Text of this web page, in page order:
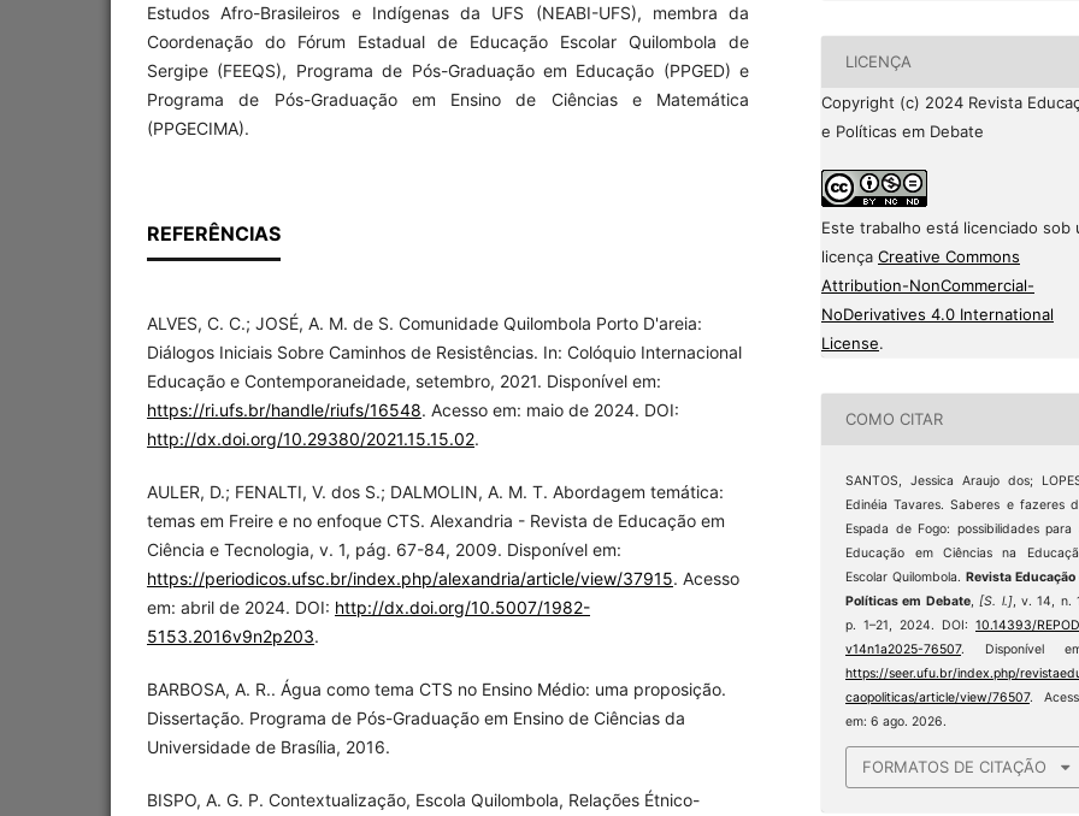
Estudos Afro-Brasileiros e Indígenas da UFS (NEABI-UFS), membra da
Coordenação do Fórum Estadual de Educação Escolar Quilombola de
Sergipe (FEEQS), Programa de Pós-Graduação em Educação (PPGED) e
Programa de Pós-Graduação em Ensino de Ciências e Matemática
(PPGECIMA).
REFERÊNCIAS
ALVES, C. C.; JOSÉ, A. M. de S. Comunidade Quilombola Porto D'areia:
Diálogos Iniciais Sobre Caminhos de Resistências. In: Colóquio Internacional
Educação e Contemporaneidade, setembro, 2021. Disponível em:
https://ri.ufs.br/handle/riufs/16548. Acesso em: maio de 2024. DOI:
http://dx.doi.org/10.29380/2021.15.15.02.
AULER, D.; FENALTI, V. dos S.; DALMOLIN, A. M. T. Abordagem temática:
temas em Freire e no enfoque CTS. Alexandria - Revista de Educação em
Ciência e Tecnologia, v. 1, pág. 67-84, 2009. Disponível em:
https://periodicos.ufsc.br/index.php/alexandria/article/view/37915. Acesso
em: abril de 2024. DOI: http://dx.doi.org/10.5007/1982-
5153.2016v9n2p203.
BARBOSA, A. R.. Água como tema CTS no Ensino Médio: uma proposição.
Dissertação. Programa de Pós-Graduação em Ensino de Ciências da
Universidade de Brasília, 2016.
BISPO, A. G. P. Contextualização, Escola Quilombola, Relações Étnico-
LICENÇA
Copyright (c) 2024 Revista
e Políticas em Debate
Este trabalho está licenciado sob
licença Creative Commons
Attribution-NonCommercial-
NoDerivatives 4.0 International
License.
COMO CITAR
SANTOS, Jessica Araujo dos;
Edinéia Tavares. Saberes e fazeres
Espada de Fogo: possibilidades para
Educação em Ciências na
Escolar Quilombola. Revista Educação
Políticas em Debate, [S. l.], v. 14, n.
p. 1–21, 2024. DOI: 10.14393/
v14n1a2025-76507. Disponível
https://seer.ufu.br/index.php/
caopoliticas/article/view/76507.
em: 6 ago. 2026.
FORMATOS DE CITAÇÃO